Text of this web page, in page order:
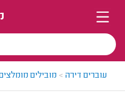
עוברים דירה > מובילים